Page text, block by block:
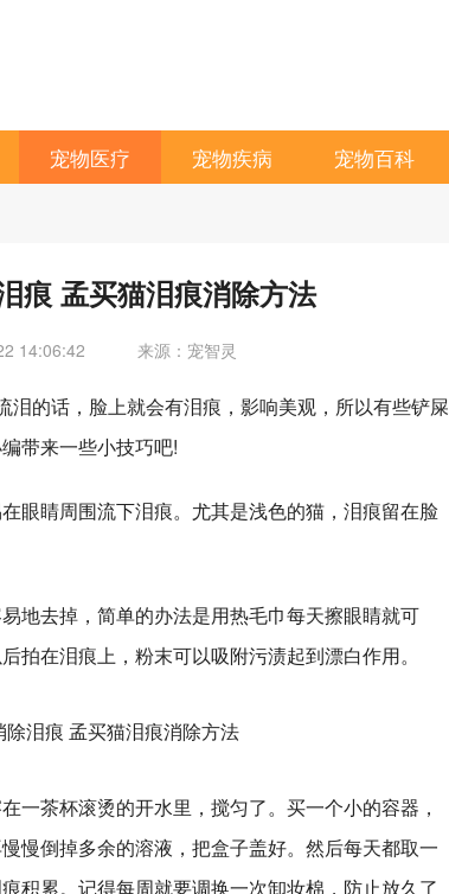
宠物医疗 宠物疾病 宠物百科
痕 孟买猫泪痕消除方法
14:06:42 来源：宠智灵
泪的话，脸上就会有泪痕，影响美观，所以有些铲屎
带来一些小技巧吧!
睛周围流下泪痕。尤其是浅色的猫，泪痕留在脸
去掉，简单的办法是用热毛巾每天擦眼睛就可
拍在泪痕上，粉末可以吸附污渍起到漂白作用。
茶杯滚烫的开水里，搅匀了。买一个小的容器，
慢倒掉多余的溶液，把盒子盖好。然后每天都取一
积累。记得每周就要调换一次卸妆棉，防止放久了